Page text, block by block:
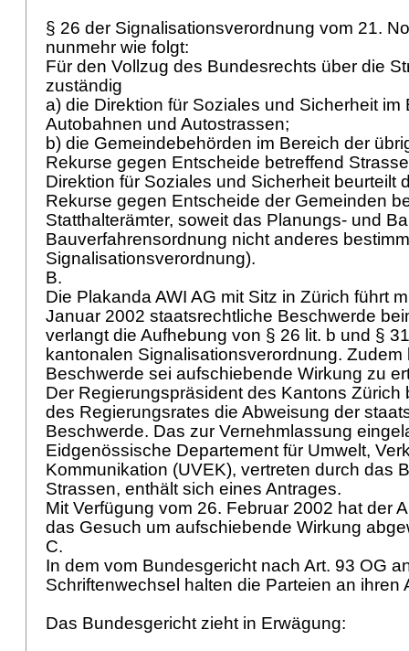
§ 26 der Signalisationsverordnung vom 21.
nunmehr wie folgt:
Für den Vollzug des Bundesrechts über die
zuständig
a) die Direktion für Soziales und Sicherheit im
Autobahnen und Autostrassen;
b) die Gemeindebehörden im Bereich der
Rekurse gegen Entscheide betreffend
Direktion für Soziales und Sicherheit beurteilt
Rekurse gegen Entscheide der Gemeinden
Statthalterämter, soweit das Planungs- und
Bauverfahrensordnung nicht anderes
Signalisationsverordnung).
B.
Die Plakanda AWI AG mit Sitz in Zürich führt
Januar 2002 staatsrechtliche Beschwerde
verlangt die Aufhebung von § 26 lit. b und §
kantonalen Signalisationsverordnung. Zudem
Beschwerde sei aufschiebende Wirkung zu
Der Regierungspräsident des Kantons Zürich
des Regierungsrates die Abweisung der
Beschwerde. Das zur Vernehmlassung
Eidgenössische Departement für Umwelt,
Kommunikation (UVEK), vertreten durch das
Strassen, enthält sich eines Antrages.
Mit Verfügung vom 26. Februar 2002 hat der
das Gesuch um aufschiebende Wirkung
C.
In dem vom Bundesgericht nach Art. 93 OG
Schriftenwechsel halten die Parteien an ihren
Das Bundesgericht zieht in Erwägung: